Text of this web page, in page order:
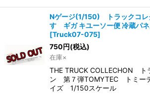
Nゲージ(1/150) トラックコレ
すゞギガ キユーソー便 冷蔵パ
[Truck07-075]
750円(税込)
在庫×
THE TRUCK COLLECHON ト
ン 第７弾TOMYTEC トミー
イズ 1/150スケール